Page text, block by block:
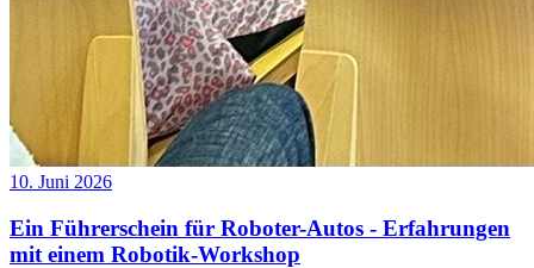
10. Juni 2026
Ein Führerschein für Roboter-Autos - Erfahrungen
mit einem Robotik-Workshop